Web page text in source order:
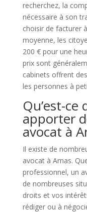
recherchez, la
nécessaire à son
choisir de facturer
moyenne, les
200 € pour une
prix sont
cabinets offrent
les personnes à
Qu’est-
apporter
avocat à
Il existe de
avocat à Arnas.
professionnel, un
de nombreuses
droits et vos
rédiger ou à